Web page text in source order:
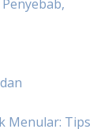
Menular: Tips